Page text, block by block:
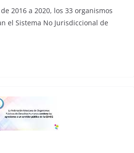
2016 a 2020, los 33 organismos
el Sistema No Jurisdiccional de